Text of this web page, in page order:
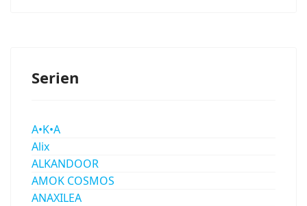
Serien
A•K•A
Alix
ALKANDOOR
AMOK COSMOS
ANAXILEA